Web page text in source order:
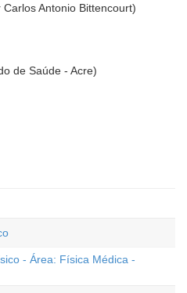
Antonio Bittencourt)
de Saúde - Acre)
- Área: Física Médica -